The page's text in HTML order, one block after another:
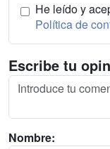
He leído y
Política de
Escribe tu
Nombre: